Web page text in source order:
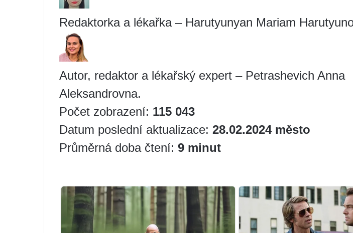
Redaktorka a lékařka – Harutyunyan Mariam
Autor, redaktor a lékařský expert – Petrashevich Anna
Aleksandrovna.
Počet zobrazení: 115 043
Datum poslední aktualizace: 28.02.2024 město
Průměrná doba čtení: 9 minut